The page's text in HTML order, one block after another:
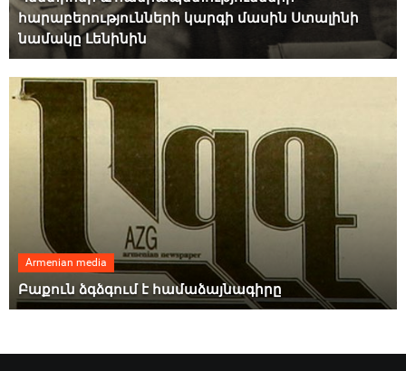
հարաբերությունների կարգի մասին Ստալինի
նամակը Լենինին
Armenian media
Բաքուն ձգձգում է համաձայնագիրը